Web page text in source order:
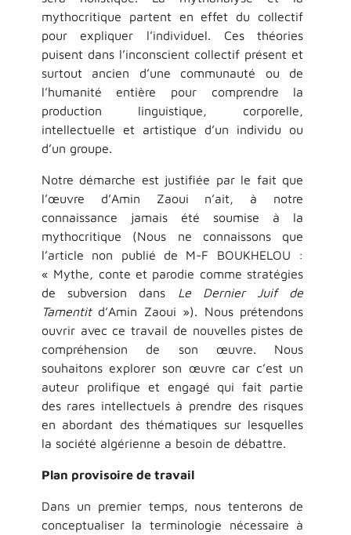
mythocritique partent en effet du collectif
pour expliquer l’individuel. Ces théories
puisent dans l’inconscient collectif présent et
surtout ancien d’une communauté ou de
l’humanité entière pour comprendre la
production linguistique, corporelle,
intellectuelle et artistique d’un individu ou
d’un groupe.
Notre démarche est justifiée par le fait que
l’œuvre d’Amin Zaoui n’ait, à notre
connaissance jamais été soumise à la
mythocritique (Nous ne connaissons que
l’article non publié de M-F BOUKHELOU :
« Mythe, conte et parodie comme stratégies
de subversion dans Le Dernier Juif de
Tamentitd’Amin Zaoui »). Nous prétendons
ouvrir avec ce travail de nouvelles pistes de
compréhension de son œuvre. Nous
souhaitons explorer son œuvre car c’est un
auteur prolifique et engagé qui fait partie
des rares intellectuels à prendre des risques
en abordant des thématiques sur lesquelles
la société algérienne a besoin de débattre.
Plan provisoire de travail
Dans un premier temps, nous tenterons de
conceptualiser la terminologie nécessaire à